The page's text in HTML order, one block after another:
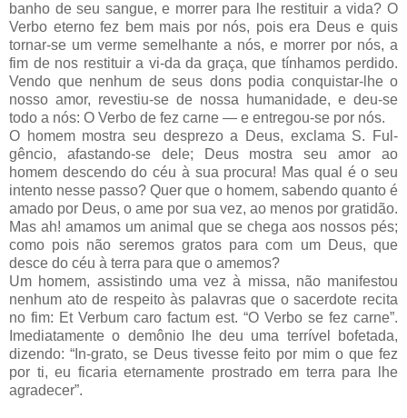
banho de seu sangue, e morrer para lhe restituir a vida? O
Verbo eterno fez bem mais por nós, pois era Deus e quis
tornar-se um verme semelhante a nós, e morrer por nós, a
fim de nos restituir a vi-da da graça, que tínhamos perdido.
Vendo que nenhum de seus dons podia conquistar-lhe o
nosso amor, revestiu-se de nossa humanidade, e deu-se
todo a nós: O Verbo de fez carne — e entregou-se por nós.
O homem mostra seu desprezo a Deus, exclama S. Ful-
gêncio, afastando-se dele; Deus mostra seu amor ao
homem descendo do céu à sua procura! Mas qual é o seu
intento nesse passo? Quer que o homem, sabendo quanto é
amado por Deus, o ame por sua vez, ao menos por gratidão.
Mas ah! amamos um animal que se chega aos nossos pés;
como pois não seremos gratos para com um Deus, que
desce do céu à terra para que o amemos?
Um homem, assistindo uma vez à missa, não manifestou
nenhum ato de respeito às palavras que o sacerdote recita
no fim: Et Verbum caro factum est. “O Verbo se fez carne”.
Imediatamente o demônio lhe deu uma terrível bofetada,
dizendo: “In-grato, se Deus tivesse feito por mim o que fez
por ti, eu ficaria eternamente prostrado em terra para lhe
agradecer”.